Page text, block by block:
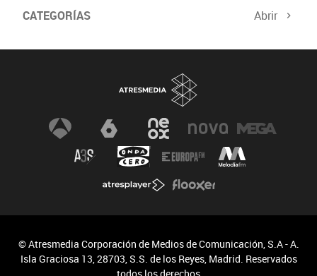
CATEGORÍAS Abrir
© Atresmedia Corporación de Medios de Comunicación, S.A - A.
Isla Graciosa 13, 28703, S.S. de los Reyes, Madrid. Reservados